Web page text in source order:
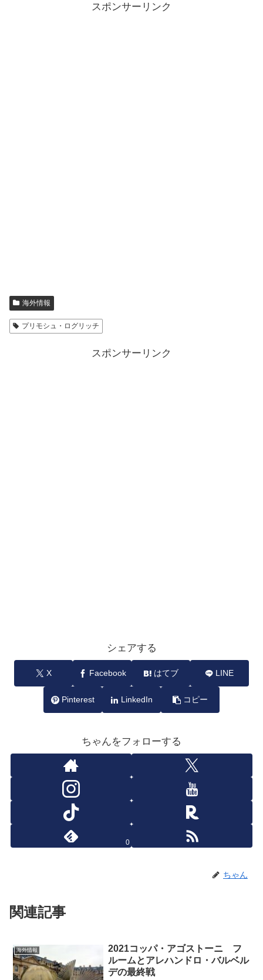
スポンサーリンク
海外情報
プリモシュ・ログリッチ
スポンサーリンク
シェアする
X Facebook はてブ LINE
Pinterest LinkedIn コピー
ちゃんをフォローする
0
ちゃん
関連記事
海外情報
2021コッパ・アゴストーニ フ
ルームとアレハンドロ・バルベル
デの最終戦